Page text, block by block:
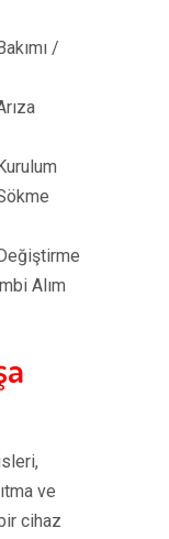
/
Alım
ve
cihaz